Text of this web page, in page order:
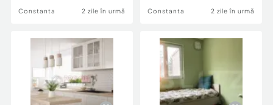
Constanta 2 zile în urmă Constanta 2 zile în urmă